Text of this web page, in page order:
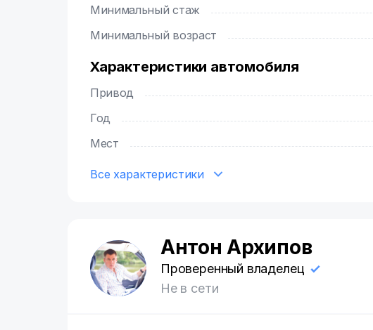
Минимальный стаж
Минимальный возраст
Характеристики автомобиля
Привод
Год
Мест
Все характеристики
А
Антон Архипов
Проверенный владелец
Не в сети